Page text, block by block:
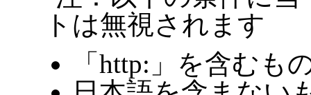
トは無視されます
「http:」を含むも